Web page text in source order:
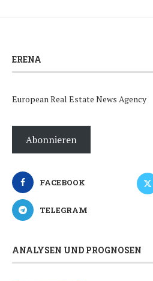
ERENA
European Real Estate News Agency
Abonnieren
FACEBOOK
TELEGRAM
ANALYSEN UND PROGNOSEN